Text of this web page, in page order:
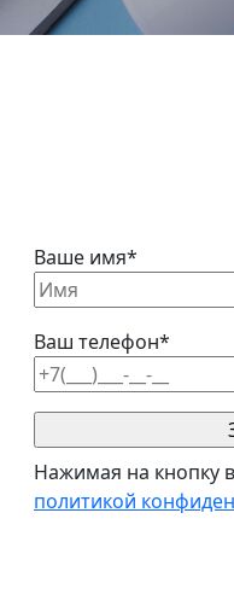
Ваше имя*
Ваш телефон*
Нажимая на кнопку
политикой